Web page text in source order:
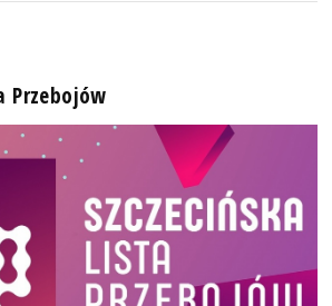
Przebojów